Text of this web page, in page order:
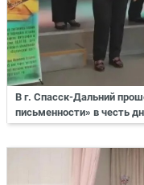
В г. Спасск-Дальний
письменности» в честь